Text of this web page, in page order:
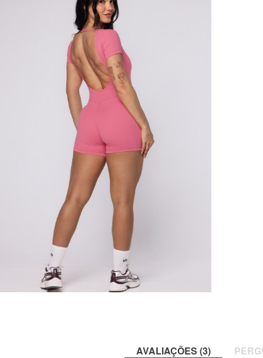
AVALIAÇÕES (3)